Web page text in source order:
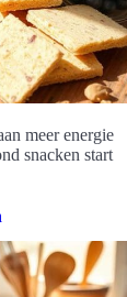
meer energie
snacken start